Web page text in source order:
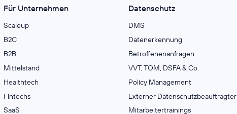
Für Unternehmen
Scaleup
B2C
B2B
Mittelstand
Healthtech
Fintechs
SaaS
Datenschutz
DMS
Datenerkennung
Betroffenenanfragen
VVT, TOM, DSFA & Co.
Policy Management
Externer Datenschutzbeauftragter
Mitarbeitertrainings